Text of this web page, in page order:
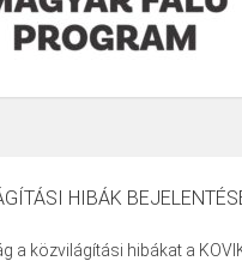
HIBÁK
a közvilágítási hibákat a